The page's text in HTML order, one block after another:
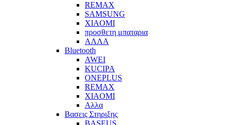
REMAX
SAMSUNG
XIAOMI
προσθετη μπαταρια
ΑΛΛΑ
Bluetooth
AWEI
KUCIPA
ONEPLUS
REMAX
XIAOMI
Αλλα
Βασεις Στηριξης
BASEUS